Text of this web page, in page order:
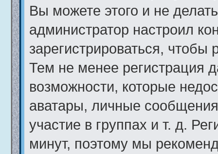
Вы можете этого и не
администратор настроил
зарегистрироваться,
Тем не менее регистрация
возможности, которые
аватары, личные
участие в группах и т. д.
минут, поэтому мы